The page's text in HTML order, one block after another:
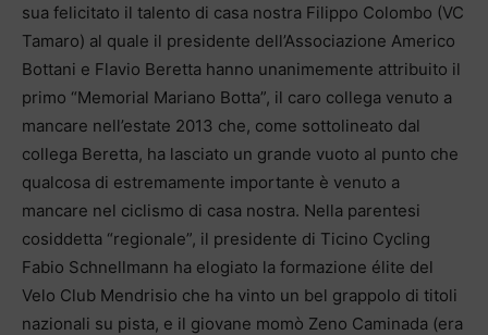
sua felicitato il talento di casa nostra Filippo Colombo (VC
Tamaro) al quale il presidente dell’Associazione Americo
Bottani e Flavio Beretta hanno unanimemente attribuito il
primo “Memorial Mariano Botta”, il caro collega venuto a
mancare nell’estate 2013 che, come sottolineato dal
collega Beretta, ha lasciato un grande vuoto al punto che
qualcosa di estremamente importante è venuto a
mancare nel ciclismo di casa nostra. Nella parentesi
cosiddetta “regionale”, il presidente di Ticino Cycling
Fabio Schnellmann ha elogiato la formazione élite del
Velo Club Mendrisio che ha vinto un bel grappolo di titoli
nazionali su pista, e il giovane momò Zeno Caminada (era